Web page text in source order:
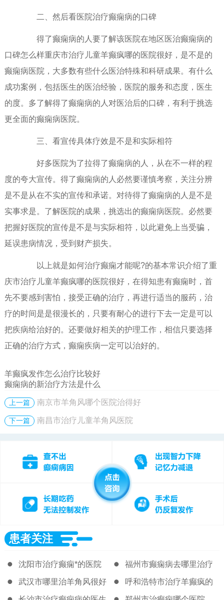
二、然后看医院治疗癫痫病的口碑
得了癫痫病的人要了解该医院在地区医治癫痫病的
口碑怎么样重庆市治疗儿童羊癫疯哪的医院很好，是不是的
癫痫病医院，大多数有些什么医治特殊和科研成果。有什么
成功案例，包括医生的医治经验，医院的服务和态度，医生
的度。多了解得了癫痫病的人对医治后的口碑，有利于挑选
更全面的癫痫病医院。
三、看宣传具体疗效是不是和实际相符
好多医院为了拉得了癫痫病的人，从在不一样的程
度的夸大宣传。得了癫痫病的人必然要谨慎考察，关注分辨
是不是从在不实的宣传和承诺。对待得了癫痫病的人是不是
实事求是。了解医院的成果，挑选出的癫痫病医院。必然要
把握好医院的宣传是不是与实际相符，以此避免上当受骗，
延误患病情况，受到财产损失。
以上就是如何治疗癫痫才能呢?的基本常识介绍了重
庆市治疗儿童羊癫疯哪的医院很好，在得知患有癫痫时，首
先不要感到害怕，接受正确的治疗，再进行适当的服药，治
疗的时间是是很漫长的，只要有耐心的进行下去一定是可以
把疾病给治好的。还要做好相关的护理工作，相信只要选择
正确的治疗方式，癫痫疾病一定可以治好的。
羊癫疯发作怎么治疗比较好
癫痫病的新治疗方法是什么
上一篇 南京市羊角风哪个医院治得好
下一篇 南昌市治疗儿童羊角风医院
患者关注
沈阳市治疗癫痫*的医院 福州市癫痫病去哪里治疗
好
武汉市哪里治羊角风很好 呼和浩特市治疗羊癫疯的